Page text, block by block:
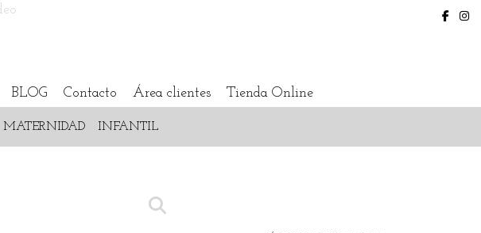
BLOG Contacto Área clientes Tienda Online
MATERNIDAD INFANTIL